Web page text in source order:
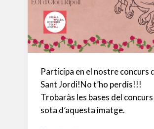
Participa en el nostre concurs
Sant Jordi!No t’ho perdis!!!
Trobaràs les bases del concurs
sota d’aquesta imatge.